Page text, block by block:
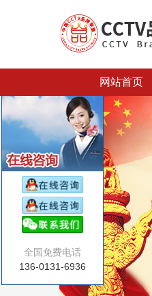
网站首页
全国免费电话
136-0131-6936